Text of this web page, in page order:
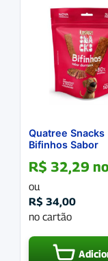
Quatree Snacks
Bifinhos Sabor
R$ 32,29
ou
R$ 34,00
no cartão